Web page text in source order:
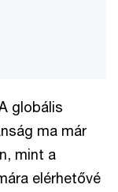
globális
ma már
mint a
elérhetővé